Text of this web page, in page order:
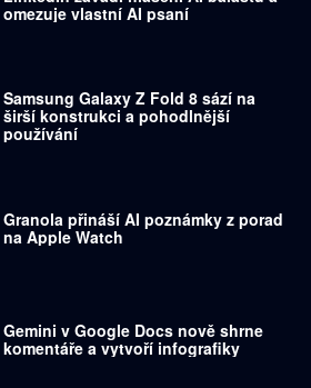
omezuje vlastní AI psaní
Samsung Galaxy Z Fold 8 sází na
širší konstrukci a pohodlnější
používání
Granola přináší AI poznámky z porad
na Apple Watch
Gemini v Google Docs nově shrne
komentáře a vytvoří infografiky